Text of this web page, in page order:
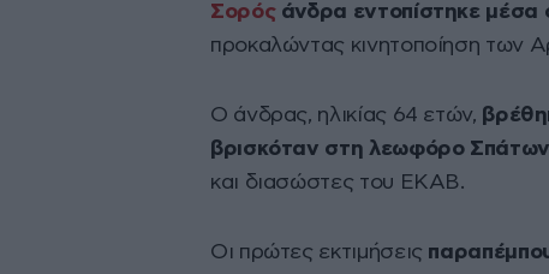
Σορόςάνδρα εντοπίστηκε μέσα
προκαλώντας κινητοποίηση των
Ο άνδρας, ηλικίας 64 ετών,
βρισκόταν στη λεωφόρο Σπάτων
και διασώστες του ΕΚΑΒ.
Οι πρώτες εκτιμήσεις